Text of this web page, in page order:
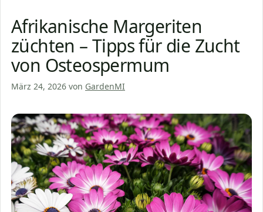
Afrikanische Margeriten
züchten – Tipps für die Zucht
von Osteospermum
März 24, 2026 von GardenMI